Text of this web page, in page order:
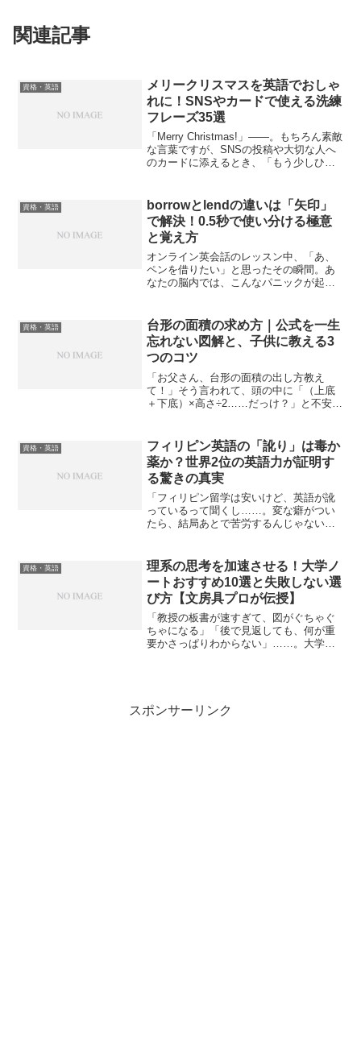
関連記事
資格・英語
メリークリスマスを英語でおしゃ
れに！SNSやカードで使える洗練
フレーズ35選
「Merry Christmas!」——。もちろん素敵
な言葉ですが、SNSの投稿や大切な人へ
のカードに添えるとき、「もう少しひね
Instagramなどのビジュアル重視のメデ
ィ...
資格・英語
borrowとlendの違いは「矢印」
で解決！0.5秒で使い分ける極意
と覚え方
オンライン英会話のレッスン中、「あ、
ペンを借りたい」と思ったその瞬間。あ
なたの脳内では、こんなパニックが起き
a pen? ……あれ、先生が困っ...
資格・英語
台形の面積の求め方｜公式を一生
忘れない図解と、子供に教える3
つのコツ
「お父さん、台形の面積の出し方教え
て！」そう言われて、頭の中に「（上底
＋下底）×高さ÷2……だっけ？」と不安な
を持って教えられませんよね。実は、台
形の面積は「ある図形」...
資格・英語
フィリピン英語の「訛り」は毒か
薬か？世界2位の英語力が証明す
る驚きの真実
「フィリピン留学は安いけど、英語が訛
っているって聞くし……。変な癖がつい
たら、結局あとで苦労するんじゃない
始めたあなたは、今こんな不安を抱えて
いませんか？ ネット上の「...
資格・英語
理系の思考を加速させる！大学ノ
ートおすすめ10選と失敗しない選
び方【文房具プロが伝授】
「教授の板書が速すぎて、図がぐちゃぐ
ちゃになる」「後で見返しても、何が重
要かさっぱりわからない」……。大学の
スポンサーリンク